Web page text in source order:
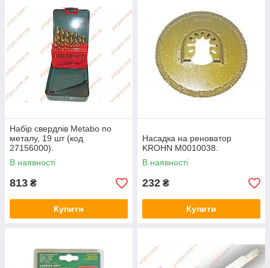
Набір свердлів Metabo по
металу, 19 шт (код
27156000).
В наявності
813 ₴
Купити
Насадка на реноватор
KROHN M0010038.
В наявності
232 ₴
Купити